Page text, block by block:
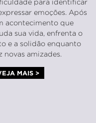
para identificar
emoções. Após
acontecimento que
sua vida, enfrenta o
e a solidão enquanto
novas amizades.
MAIS >